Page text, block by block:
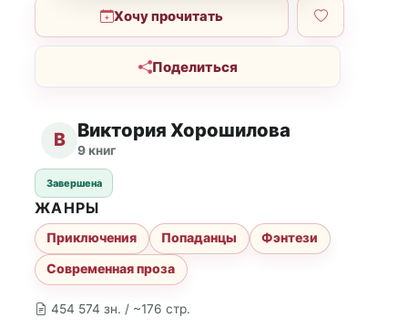
Хочу прочитать
Поделиться
В Виктория Хорошилова
9 книг
Завершена
454 574 зн. / ~176 стр.
ЖАНРЫ
Приключения Попаданцы
Фэнтези
Современная проза